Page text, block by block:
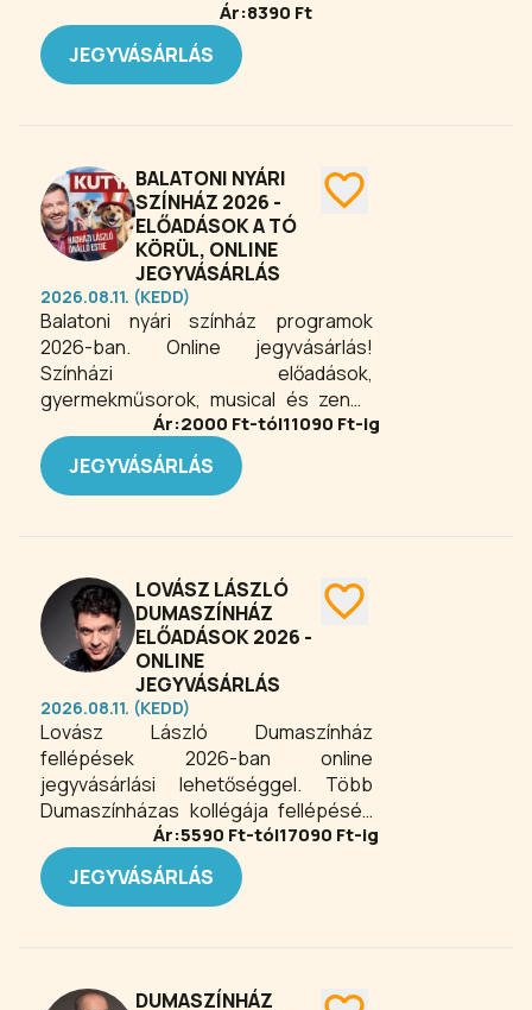
Ár:8390 Ft
JEGYVÁSÁRLÁS
BALATONI NYÁRI
SZÍNHÁZ 2026 -
ELŐADÁSOK A TÓ
KÖRÜL, ONLINE
JEGYVÁSÁRLÁS
2026.08.11. (KEDD)
Balatoni nyári színház programok
2026-ban. Online jegyvásárlás!
Színházi előadások,
gyermekműsorok, musical és zenés
estek, koncertek a Balaton körül. A
nyári Balaton körüli színházi előadások
különleges hangulatot kínálnak: a
kulturális élmény és a tópart varázsa
egyszerre ragad magával. A
produkciók változatos műfajokkal
várják a közönséget, a klasszikus
daraboktól a könnyed nyári
vígjátékokig. A balatoni naplemente
és a minőségi szórakozás együtt
felejthetetlen estét ígér minden
látogatónak.
Ár:2000 Ft-tól11090 Ft-ig
JEGYVÁSÁRLÁS
LOVÁSZ LÁSZLÓ
DUMASZÍNHÁZ
ELŐADÁSOK 2026 -
ONLINE
JEGYVÁSÁRLÁS
2026.08.11. (KEDD)
Lovász László Dumaszínház
fellépések 2026-ban online
jegyvásárlási lehetőséggel. Több
Dumaszínházas kollégája fellépésén
is közreműködik mint műsorvezető.
Emellett a Duma Aktuál és Four stars
előadások rendszeres fellépője.
Ár:5590 Ft-tól17090 Ft-ig
JEGYVÁSÁRLÁS
DUMASZÍNHÁZ